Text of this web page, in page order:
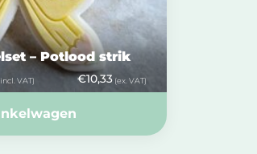
– Potlood strik
VAT) €10,33 (ex. VAT)